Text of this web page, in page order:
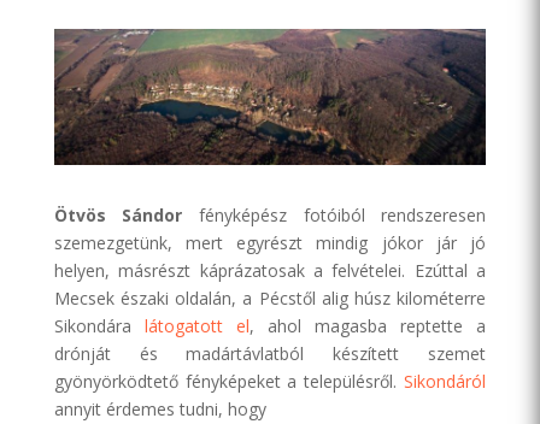
Ötvös Sándor fényképész fotóiból rendszeresen
szemezgetünk, mert egyrészt mindig jókor jár jó
helyen, másrészt káprázatosak a felvételei. Ezúttal a
Mecsek északi oldalán, a Pécstől alig húsz kilométerre
Sikondára látogatott el, ahol magasba reptette a
drónját és madártávlatból készített szemet
gyönyörködtető fényképeket a településről.Sikondáról
annyit érdemes tudni, hogy